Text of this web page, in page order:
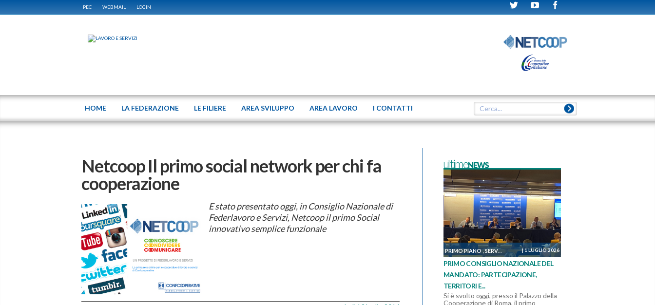
PEC WEBMAIL LOGIN
HOME LA FEDERAZIONE LE FILIERE AREA SVILUPPO AREA LAVORO I CONTATTI
Netcoop Il primo social network per chi fa
cooperazione
E stato presentato oggi, in Consiglio Nazionale di
Federlavoro e Servizi, Netcoop il primo Social
innovativo semplice funzionale
ultimeNEWS
PRIMO PIANO ,SERVIZI, MANUTENZIONI E COSTRUZIONI |1 LUGLIO 2026
PRIMO CONSIGLIO NAZIONALE DEL
MANDATO: PARTECIPAZIONE,
TERRITORI E...
Si è svolto oggi, presso il Palazzo della
Cooperazione di Roma, il primo